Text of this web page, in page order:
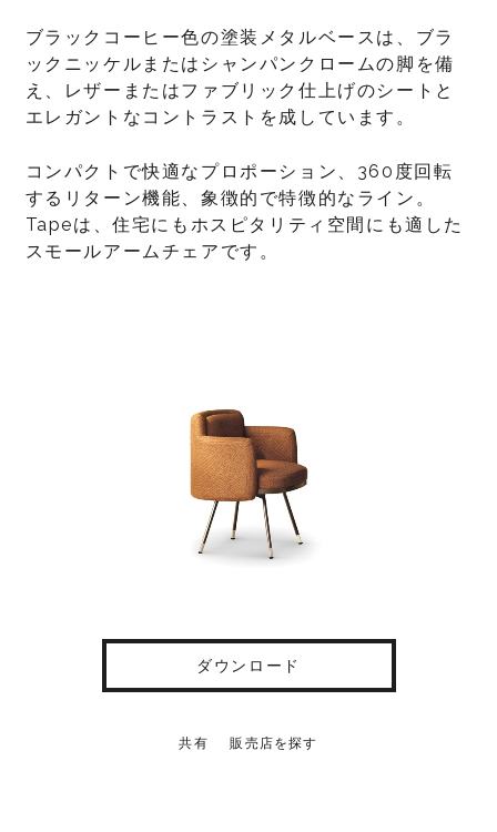
ブラックコーヒー色の塗装メタルベースは、ブラ
ックニッケルまたはシャンパンクロームの脚を備
え、レザーまたはファブリック仕上げのシートと
エレガントなコントラストを成しています。
コンパクトで快適なプロポーション、360度回転
するリターン機能、象徴的で特徴的なライン。
Tapeは、住宅にもホスピタリティ空間にも適した
スモールアームチェアです。
ダウンロード
共有 販売店を探す